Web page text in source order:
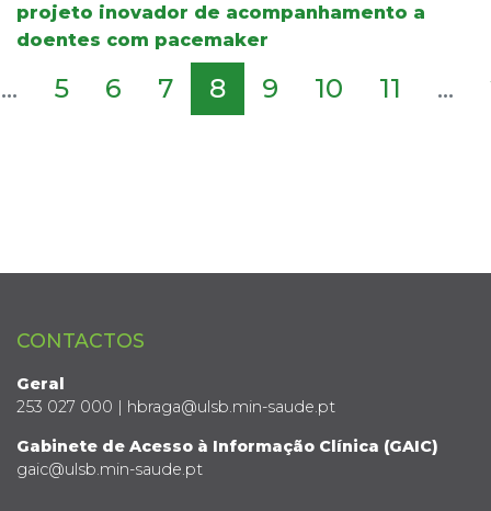
projeto inovador de acompanhamento a
doentes com pacemaker
... 5 6 7 8 9 10 11 ...
CONTACTOS
Geral
253 027 000 | hbraga@ulsb.min-saude.pt
Gabinete de Acesso à Informação Clínica (GAIC)
gaic@ulsb.min-saude.pt